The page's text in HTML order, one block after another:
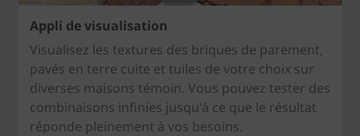
Appli de visualisation
Visualisez les textures des briques de parement,
pavés en terre cuite et tuiles de votre choix sur
diverses maisons témoin. Vous pouvez tester des
combinaisons infinies jusqu'à ce que le résultat
réponde pleinement à vos besoins.